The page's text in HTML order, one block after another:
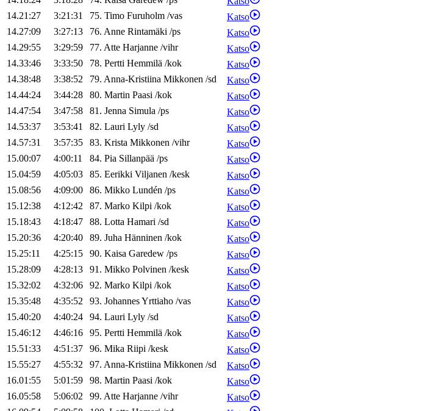
14.21:27
3:21:31 75. Timo Furuholm /vas
Katso
14.27:09
3:27:13 76. Anne Rintamäki /ps
Katso
14.29:55
3:29:59 77. Atte Harjanne /vihr
Katso
14.33:46
3:33:50 78. Pertti Hemmilä /kok
Katso
14.38:48
3:38:52 79. Anna-Kristiina Mikkonen /sd
Katso
14.44:24
3:44:28 80. Martin Paasi /kok
Katso
14.47:54
3:47:58 81. Jenna Simula /ps
Katso
14.53:37
3:53:41 82. Lauri Lyly /sd
Katso
14.57:31
3:57:35 83. Krista Mikkonen /vihr
Katso
15.00:07
4:00:11 84. Pia Sillanpää /ps
Katso
15.04:59
4:05:03 85. Eerikki Viljanen /kesk
Katso
15.08:56
4:09:00 86. Mikko Lundén /ps
Katso
15.12:38
4:12:42 87. Marko Kilpi /kok
Katso
15.18:43
4:18:47 88. Lotta Hamari /sd
Katso
15.20:36
4:20:40 89. Juha Hänninen /kok
Katso
15.25:11
4:25:15 90. Kaisa Garedew /ps
Katso
15.28:09
4:28:13 91. Mikko Polvinen /kesk
Katso
15.32:02
4:32:06 92. Marko Kilpi /kok
Katso
15.35:48
4:35:52 93. JohannesYrttiaho /vas
Katso
15.40:20
4:40:24 94. Lauri Lyly /sd
Katso
15.46:12
4:46:16 95. Pertti Hemmilä /kok
Katso
15.51:33
4:51:37 96. Mika Riipi /kesk
Katso
15.55:27
4:55:32 97. Anna-Kristiina Mikkonen /sd
Katso
16.01:55
5:01:59 98. Martin Paasi /kok
Katso
16.05:58
5:06:02 99. Atte Harjanne /vihr
Katso